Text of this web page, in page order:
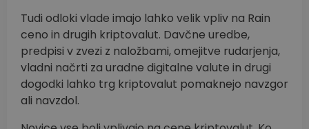
Tudi odloki vlade imajo lahko velik vpliv na Rain
ceno in drugih kriptovalut. Davčne uredbe,
predpisi v zvezi z naložbami, omejitve rudarjenja,
vladni načrti za uradne digitalne valute in drugi
dogodki lahko trg kriptovalut pomaknejo navzgor
ali navzdol.